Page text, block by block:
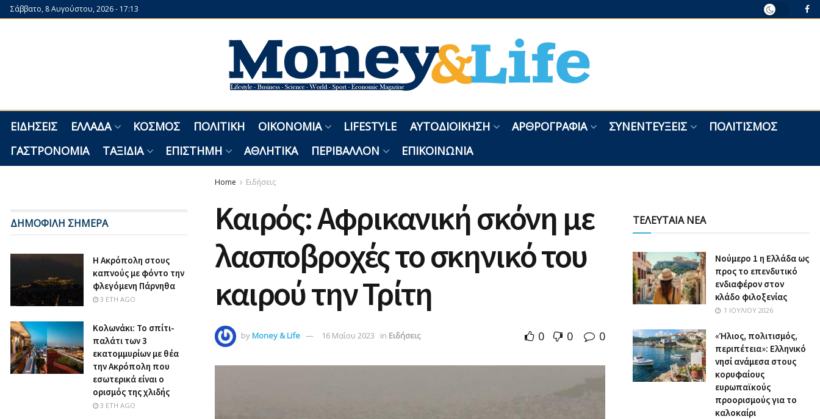
Σάββατο, 8 Αυγούστου, 2026 - 17:13
ΕΙΔΉΣΕΙΣ ΕΛΛΆΔΑ ΚΌΣΜΟΣ ΠΟΛΙΤΙΚΉ ΟΙΚΟΝΟΜΊΑ LIFESTYLE ΑΥΤΟΔΙΟΊΚΗΣΗ ΑΡΘΡΟΓΡΑΦΊΑ ΣΥΝΕΝΤΕΎΞΕΙΣ
ΠΟΛΙΤΙΣΜΌΣ
ΓΑΣΤΡΟΝΟΜΊΑ
ΤΑΞΊΔΙΑ ΕΠΙΣΤΉΜΗ ΑΘΛΗΤΙΚΆ ΠΕΡΙΒΆΛΛΟΝ ΕΠΙΚΟΙΝΩΝΊΑ
Home Ειδήσεις
Καιρός: Αφρικανική σκόνη με
λασποβροχές το σκηνικό του
καιρού την Τρίτη
byMoney & Life 16 Μαΐου 2023 in Ειδήσεις 0 0 0
ΔΗΜΟΦΙΛΗ ΣΗΜΕΡΑ
Η Ακρόπολη στους
καπνούς με φόντο την
φλεγόμενη Πάρνηθα
3 ΈΤΗ AGO
Κολωνάκι: Το σπίτι-
παλάτι των 3
εκατομμυρίων με θέα
την Ακρόπολη που
εσωτερικά είναι ο
ορισμός της χλιδής
3 ΈΤΗ AGO
ΤΕΛΕΥΤΑΙΑ ΝΕΑ
Nούμερο 1 η Ελλάδα ως
προς το επενδυτικό
ενδιαφέρον στον
κλάδο φιλοξενίας
1 ΙΟΥΛΊΟΥ 2026
«Ήλιος, πολιτισμός,
περιπέτεια»: Ελληνικό
νησί ανάμεσα στους
κορυφαίους
ευρωπαϊκούς
προορισμούς για το
καλοκαίρι